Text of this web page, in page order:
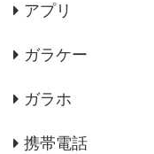
アプリ
ガラケー
ガラホ
携帯電話